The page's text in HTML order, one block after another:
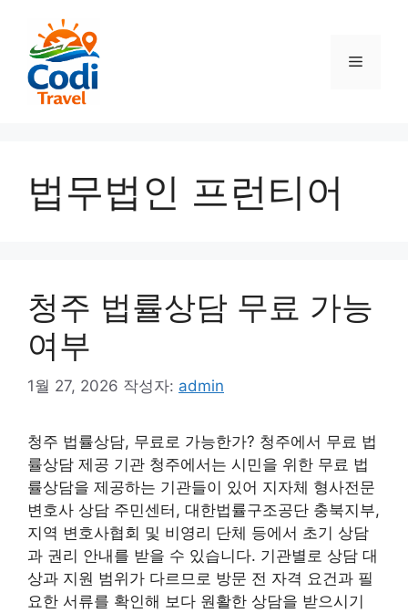
메
법무법인 프런티어
청주 법률상담 무료 가능
여부
1월 27, 2026 작성자: admin
청주 법률상담, 무료로 가능한가? 청주에서 무료 법
률상담 제공 기관 청주에서는 시민을 위한 무료 법
률상담을 제공하는 기관들이 있어 지자체 형사전문
변호사 상담 주민센터, 대한법률구조공단 충북지부,
지역 변호사협회 및 비영리 단체 등에서 초기 상담
과 권리 안내를 받을 수 있습니다. 기관별로 상담 대
상과 지원 범위가 다르므로 방문 전 자격 요건과 필
요한 서류를 확인해 보다 원활한 상담을 받으시기